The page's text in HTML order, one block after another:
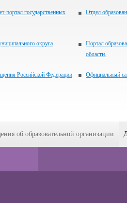
портал государственных
Отдел
округа
Портал
области.
Российской Федерации Официальный
об образовательной организации